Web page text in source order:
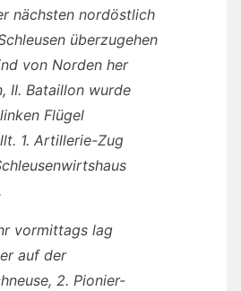
nächsten nordöstlich
überzugehen
von Norden her
II. Bataillon wurde
Flügel
1. Artillerie-Zug
vormittags lag
auf der
2. Pionier-